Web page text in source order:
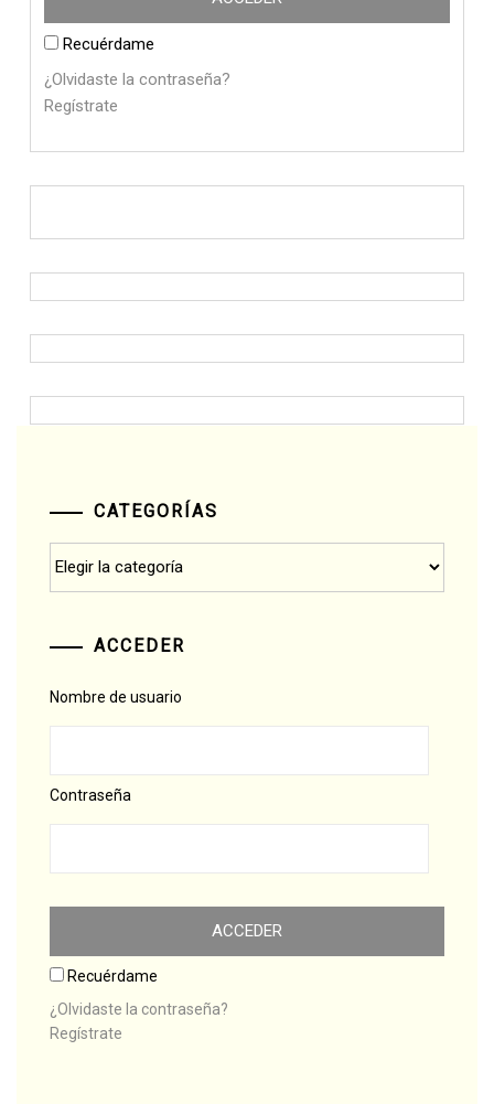
Recuérdame
¿Olvidaste la contraseña?
Regístrate
CATEGORÍAS
ACCEDER
Nombre de usuario
Contraseña
Recuérdame
¿Olvidaste la contraseña?
Regístrate